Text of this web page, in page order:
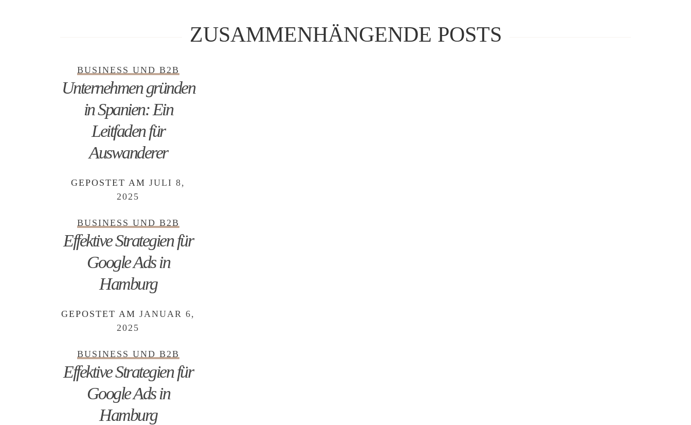
ZUSAMMENHÄNGENDE POSTS
BUSINESS UND B2B
Unternehmen gründen
in Spanien: Ein
Leitfaden für
Auswanderer
GEPOSTET AMJULI 8,
2025
BUSINESS UND B2B
Effektive Strategien für
Google Ads in
Hamburg
GEPOSTET AMJANUAR 6,
2025
BUSINESS UND B2B
Effektive Strategien für
Google Ads in
Hamburg